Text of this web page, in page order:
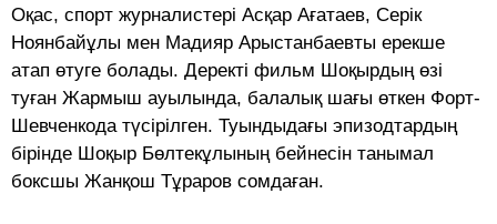
Оқас, спорт журналистері Асқар Ағатаев, Серік
Ноянбайұлы мен Мадияр Арыстанбаевты ерекше
атап өтуге болады. Деректі фильм Шоқырдың өзі
туған Жармыш ауылында, балалық шағы өткен Форт-
Шевченкода түсірілген. Туындыдағы эпизодтардың
бірінде Шоқыр Бөлтекұлының бейнесін танымал
боксшы Жанқош Тұраров сомдаған.